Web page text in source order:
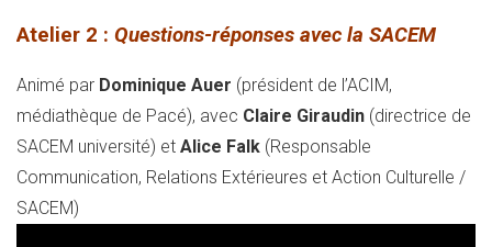
Atelier 2 : Questions-réponses avec la SACEM
Animé par Dominique Auer (président de l’ACIM,
médiathèque de Pacé), avec Claire Giraudin (directrice de
SACEM université) et Alice Falk (Responsable
Communication, Relations Extérieures et Action Culturelle /
SACEM)